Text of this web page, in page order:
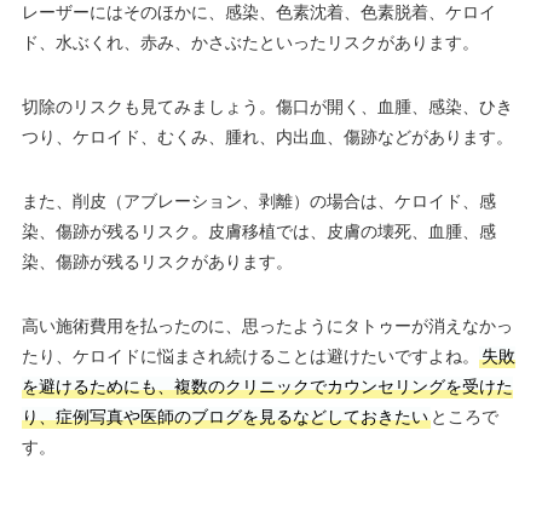
レーザーにはそのほかに、感染、色素沈着、色素脱着、ケロイ
ド、水ぶくれ、赤み、かさぶたといったリスクがあります。
切除のリスクも見てみましょう。傷口が開く、血腫、感染、ひき
つり、ケロイド、むくみ、腫れ、内出血、傷跡などがあります。
また、削皮（アブレーション、剥離）の場合は、ケロイド、感
染、傷跡が残るリスク。皮膚移植では、皮膚の壊死、血腫、感
染、傷跡が残るリスクがあります。
高い施術費用を払ったのに、思ったようにタトゥーが消えなかっ
たり、ケロイドに悩まされ続けることは避けたいですよね。
失敗
を避けるためにも、複数のクリニックでカウンセリングを受けた
り、症例写真や医師のブログを見るなどしておきたいところで
す。